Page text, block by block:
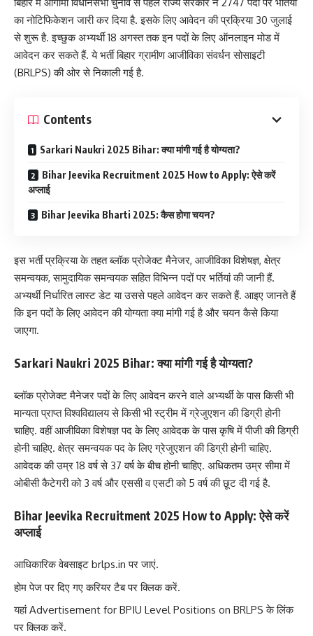
का नोटिफिकेशन जारी कर दिया है. इसके लिए आवेदन की प्रक्रिया 30 जुलाई
से शुरू है. इच्छुक अभ्यर्थी 18 अगस्त तक इन पदों के लिए ऑनलाइन मोड में
आवेदन कर सकते हैं. ये भर्ती बिहार ग्रामीण आजीविका संवर्धन सोसाइटी
(BRLPS) की ओर से निकाली गई है.
Contents
Sarkari Naukri 2025 Bihar: क्या मांगी गई है योग्यता?
Bihar Jeevika Recruitment 2025 How to Apply: ऐसे करें
अप्लाई
Bihar Jeevika Bharti 2025: कैस होगा चयन?
इस भर्ती प्रक्रिया के तहत ब्लॉक प्रोजेक्ट मैनेजर, आजीविका विशेषज्ञ, क्षेत्र
समन्वयक, सामुदायिक समन्वयक सहित विभिन्न पदों पर भर्तियां की जानी हैं.
अभ्यर्थी निर्धारित लास्ट डेट या उससे पहले आवेदन कर सकते हैं. आइए जानते हैं
कि इन पदों के लिए आवेदन की योग्यता क्या मांगी गई है और चयन कैसे किया
जाएगा.
Sarkari Naukri 2025 Bihar: क्या मांगी गई है योग्यता?
ब्लॉक प्रोजेक्ट मैनेजर पदों के लिए आवेदन करने वाले अभ्यर्थी के पास किसी भी
मान्यता प्राप्त विश्वविद्यालय से किसी भी स्ट्रीम में ग्रेजुएशन की डिग्री होनी
चाहिए. वहीं आजीविका विशेषज्ञ पद के लिए आवेदक के पास कृषि में पीजी की डिग्री
होनी चाहिए. क्षेत्र समन्वयक पद के लिए ग्रेजुएशन की डिग्री होनी चाहिए.
आवेदक की उम्र 18 वर्ष से 37 वर्ष के बीच होनी चाहिए. अधिकतम उम्र सीमा में
ओबीसी कैटेगरी को 3 वर्ष और एससी व एसटी को 5 वर्ष की छूट दी गई है.
Bihar Jeevika Recruitment 2025 How to Apply: ऐसे करें
अप्लाई
आधिकारिक वेबसाइट brlps.in पर जाएं.
होम पेज पर दिए गए करियर टैब पर क्लिक करें.
यहां Advertisement for BPIU Level Positions on BRLPS के लिंक
पर क्लिक करें.